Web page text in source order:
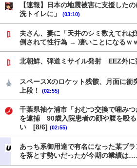
【速報】日本の地震被害に支援した
洗トイレに」
(03:10)
夫さん、妻に「天井のシミ数えてれ
倒されて性行為 → 凄いことになるｗ
北朝鮮、弾道ミサイル発射 EEZ外に
スペースXのロケット残骸、月面に
上段！
(02:55)
千葉県袖ケ浦市「おむつ交換で噛み
を逮捕 90歳入院患者の顔や腹を殴
い [8/6] (02:55)
あっち系御用達で有名になった某ブ
を落とす勢いだったが今期の業績は